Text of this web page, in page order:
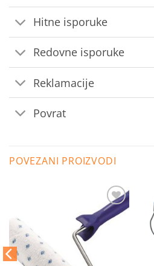
Hitne isporuke
Redovne isporuke
Reklamacije
Povrat
POVEZANI PROIZVODI
Dodaj
na